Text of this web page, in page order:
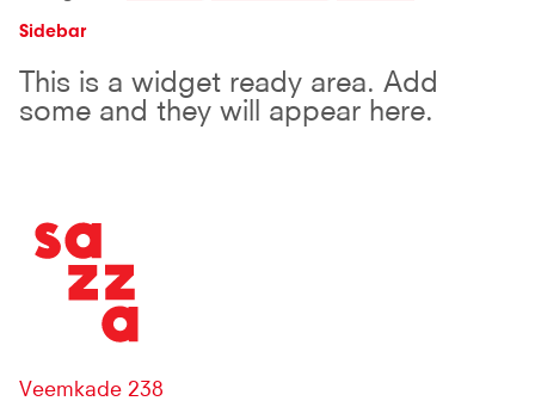
Sidebar
This is a widget ready area. Add
some and they will appear here.
Veemkade 238